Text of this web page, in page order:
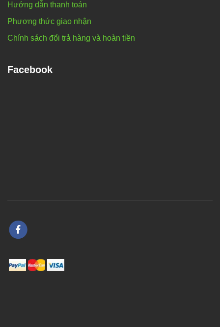
Hướng dẫn thanh toán
Phương thức giao nhận
Chính sách đổi trả hàng và hoàn tiền
Facebook